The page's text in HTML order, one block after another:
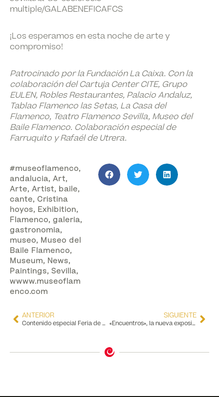
multiple/GALABENEFICAFCS
¡Los esperamos en esta noche de arte y
compromiso!
Patrocinado por la Fundación La Caixa. Con la
colaboración del Cartuja Center CITE, Grupo
EULEN, Robles Restaurantes, Palacio Andaluz,
Tablao Flamenco las Setas, La Casa del
Flamenco, Teatro Flamenco Sevilla, Museo del
Baile Flamenco. Colaboración especial de
Farruquito y Rafaél de Utrera.
#museoflamenco,
andalucia, Art,
Arte, Artist, baile,
cante, Cristina
hoyos, Exhibition,
Flamenco, galeria,
gastronomia,
museo, Museo del
Baile Flamenco,
Museum, News,
Paintings, Sevilla,
wwww.museoflam
enco.com
ANTERIOR
Contenido especial Feria de Abril: los tres consejos básicos de Roberto Jaen para una Feria perfecta
SIGUIENTE
«Encuentros», la nueva exposición de Sandra Hundelshausen en la Flamenco Art Gallery